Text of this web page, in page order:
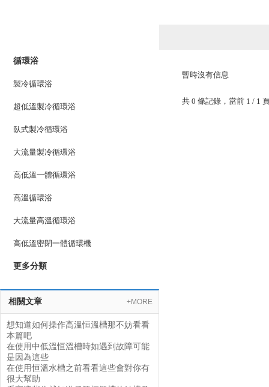
循環浴
製冷循環浴
超低溫製冷循環浴
臥式製冷循環浴
大流量製冷循環浴
高低溫一體循環浴
高溫循環浴
大流量高溫循環浴
高低溫密閉一體循環機
更多分類
相關文章 +MORE
想知道如何操作高溫恒溫槽那不妨看看
本篇吧
在使用中低溫恒溫槽時如遇到故障可能
是因為這些
在使用恒溫水槽之前看看這些會對你有
很大幫助
暫時沒有信息
共 0 條記錄，當前 1 / 1